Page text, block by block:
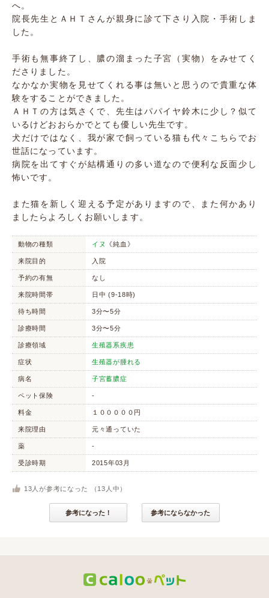
へ。
院長先生とＡＨＴさんが親身に診て下さり入院・手術しま
した。
手術も無事終了し、膿の溜まった子宮（実物）をみせてく
ださりました。
なかなか実物を見せてくれる事は無いと思うので貴重な体
験をすることができました。
ＡＨＴの方は気さくで、先生はパパイヤ鈴木に少し？似て
いるけどおおらかでとても優しい先生です。
犬だけではなく、我が家で飼っている猫も代々こちらでお
世話になっています。
病院を出てすぐが結構通りの多い道なので便利な反面少し
怖いです。
また猫を新しく迎える予定がありますので、また何かあり
ましたらよろしくお願いします。
動物の種類 イヌ 《純血》
来院目的 入院
予約の有無 なし
来院時間帯 日中 (9-18時)
待ち時間 3分〜5分
診療時間 3分〜5分
診療領域 生殖器系疾患
症状 生殖器が腫れる
病名 子宮蓄膿症
ペット保険 -
料金 １０００００円
来院理由 元々通っていた
薬 -
受診時期 2015年03月
13 人が参考になった （ 13 人中）
参考になった！ 参考にならなかった